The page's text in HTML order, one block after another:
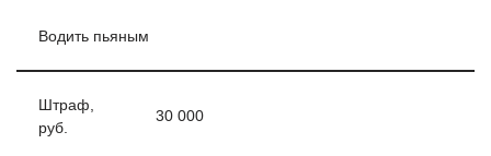
Водить пьяным
Штраф,
руб.
30 000